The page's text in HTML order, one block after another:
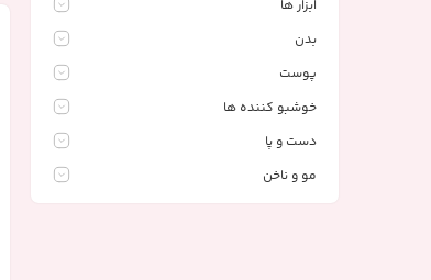
ابزار ها
بدن
پوست
خوشبو کننده ها
دست و پا
مو و ناخن